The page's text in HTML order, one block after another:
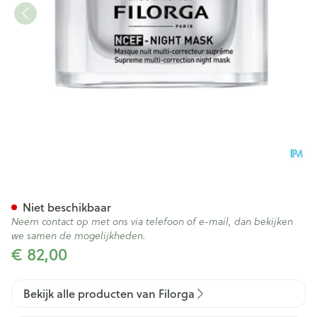
€ 82,00
Niet beschikbaar
Neem contact op met ons via telefoon of e-mail, dan bekijken
we samen de mogelijkheden.
Bekijk alle producten van Filorga